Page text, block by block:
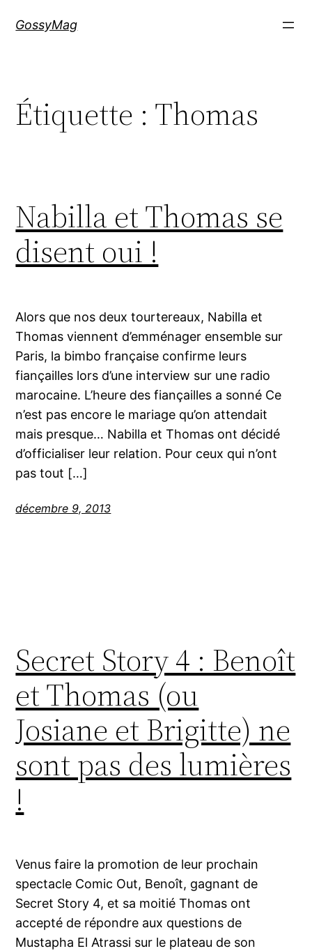
GossyMag
Étiquette : Thomas
Nabilla et Thomas se
disent oui !
Alors que nos deux tourtereaux, Nabilla et
Thomas viennent d’emménager ensemble sur
Paris, la bimbo française confirme leurs
fiançailles lors d’une interview sur une radio
marocaine. L’heure des fiançailles a sonné Ce
n’est pas encore le mariage qu’on attendait
mais presque… Nabilla et Thomas ont décidé
d’officialiser leur relation. Pour ceux qui n’ont
pas tout […]
décembre 9, 2013
Secret Story 4 : Benoît
et Thomas (ou
Josiane et Brigitte) ne
sont pas des lumières
!
Venus faire la promotion de leur prochain
spectacle Comic Out, Benoît, gagnant de
Secret Story 4, et sa moitié Thomas ont
accepté de répondre aux questions de
Mustapha El Atrassi sur le plateau de son